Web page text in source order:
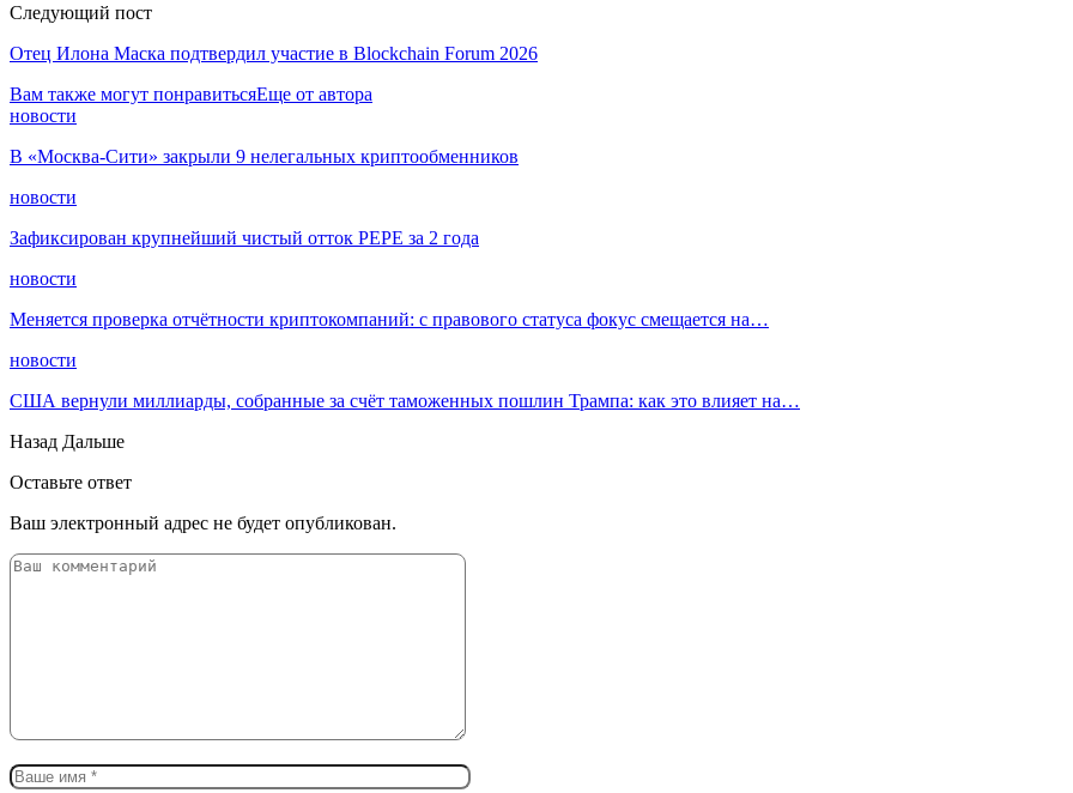
Следующий пост
Отец Илона Маска подтвердил участие в Blockchain Forum 2026
Вам также могут понравитьсяЕще от автора
новости
В «Москва-Сити» закрыли 9 нелегальных криптообменников
новости
Зафиксирован крупнейший чистый отток PEPE за 2 года
новости
Меняется проверка отчётности криптокомпаний: с правового статуса фокус смещается на…
новости
США вернули миллиарды, собранные за счёт таможенных пошлин Трампа: как это влияет на…
Назад Дальше
Оставьте ответ
Ваш электронный адрес не будет опубликован.